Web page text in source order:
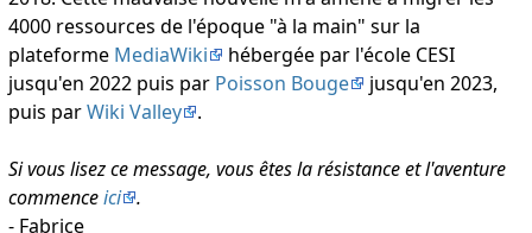
4000 ressources de l'époque "à la main" sur la
plateforme MediaWiki
hébergée par l'école CESI
jusqu'en 2022 puis par Poisson Bouge
jusqu'en 2023,
puis parWiki Valley .
Si vous lisez ce message, vous êtes la résistance et l'aventure
commenceici .
- Fabrice